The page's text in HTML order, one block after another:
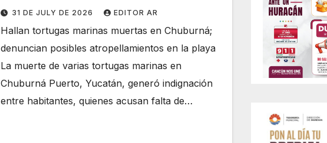
atropellamientos en la playa
31 DE JULY DE 2026 EDITOR AR
Hallan tortugas marinas muertas en Chuburná;
denuncian posibles atropellamientos en la playa
La muerte de varias tortugas marinas en
Chuburná Puerto, Yucatán, generó indignación
entre habitantes, quienes acusan falta de…